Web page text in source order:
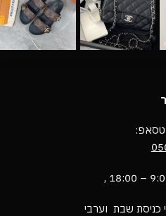
שעה לפני כניסת שבת וערבי